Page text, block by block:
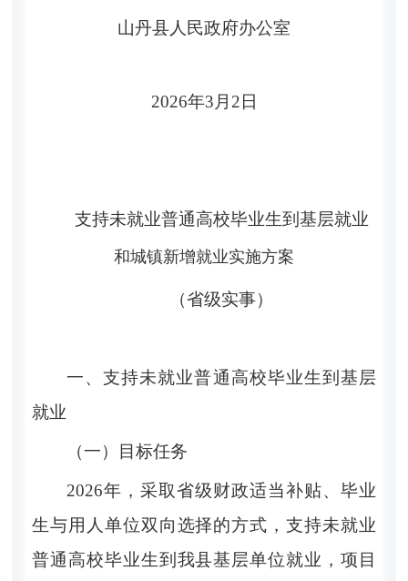
山丹县人民政府办公室
2026年3 月 2日
支持未就业普通高校毕业生到基层就业
和城镇新增就业实施方案
（省级实事）
一、支持未就业普通高校毕业生到基层
就业
（一）目标任务
2026年，采取省级财政适当补贴、毕业
生与用人单位双向选择的方式，支持未就业
普通高校毕业生到我县基层单位就业，项目